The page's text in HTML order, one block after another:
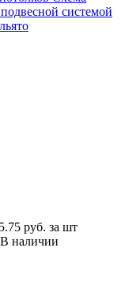
системой
руб. за шт
В наличии